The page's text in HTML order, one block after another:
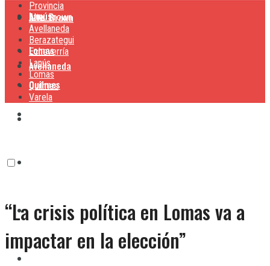
Lanús
Lomas
Quilmes
Alte. Brown
Avellaneda
Lanús
Provincia
Alte. Brown
Avellaneda
Berazategui
Echeverría
Lanús
Lomas
Quilmes
Varela
“La crisis política en Lomas va a
impactar en la elección”